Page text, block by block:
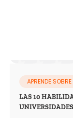
APRENDE
LAS 10